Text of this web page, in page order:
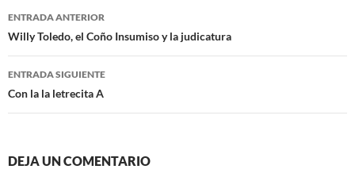
Navegación
de
entradas
ENTRADA ANTERIOR
Willy Toledo, el Coño Insumiso y la judicatura
ENTRADA SIGUIENTE
Con la la letrecita A
DEJA UN COMENTARIO